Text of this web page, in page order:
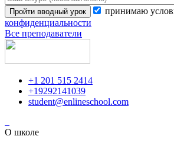
принимаю
конфиденциальности
Все преподаватели
+1 201 515 2414
+19292141039
student@enlineschool.com
О школе